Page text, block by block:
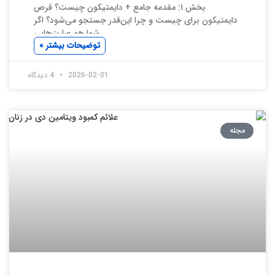
بخش ۱: مقدمه جامع + دایمتیکون چیست؟ قرص
دایمتیکون برای چیست و چرا این‌قدر جستجو می‌شود؟ اگر
شما هم عبارت‌هایی
توضیحات بیشتر »
2026-02-01
مجله